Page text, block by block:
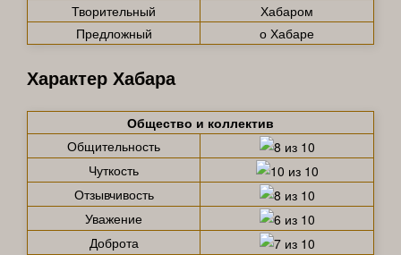
Творительный
Хабаром
Предложный
о Хабаре
Характер Хабара
Общество и коллектив
Общительность
Чуткость
Отзывчивость
Уважение
Доброта